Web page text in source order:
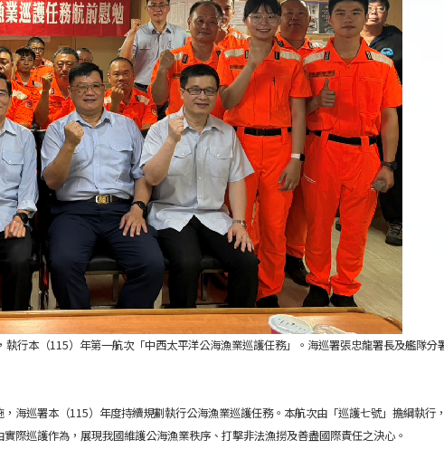
行本（115）年第一航次「中西太平洋公海漁業巡護任務」。海巡署張忠龍署長及艦隊
海巡署本（115）年度持續規劃執行公海漁業巡護任務。本航次由「巡護七號」擔綱執行
際巡護作為，展現我國維護公海漁業秩序、打擊非法漁撈及善盡國際責任之決心。